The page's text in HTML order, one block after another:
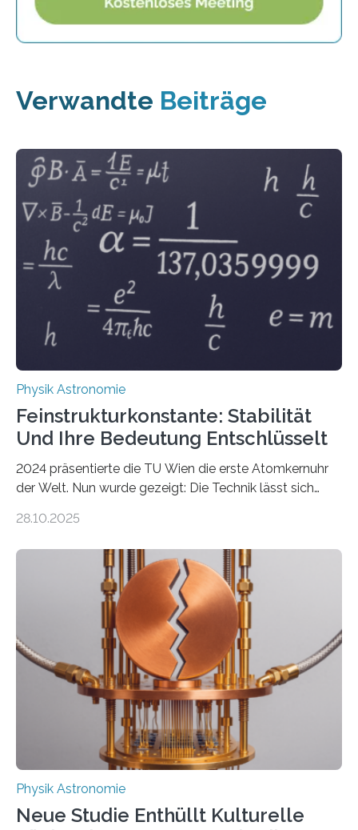
Verwandte Beiträge
Physik Astronomie
Feinstrukturkonstante: Stabilität
Und Ihre Bedeutung Entschlüsselt
2024 präsentierte die TU Wien die erste Atomkernuhr
der Welt. Nun wurde gezeigt: Die Technik lässt sich
fundamentalen Physik nachzugehen. Thorium-
Messungen verwenden. Das hatte man jahrzehntelang
vermutet, weltweit war nach den passenden
Atomkern-Zuständen gesucht worden, 2024 gelang
einem Team der TU Wien mit Unterstützung
internationaler Partner der entscheidende Durchbruch:
Der lange diskutierte Thorium-Kernübergang wurde
gefunden. Kurz darauf konnte man zeigen, dass sich
Thorium tatsächlich nutzen lässt, um hochpräzise…
28.10.2025
Physik Astronomie
Neue Studie Enthüllt Kulturelle